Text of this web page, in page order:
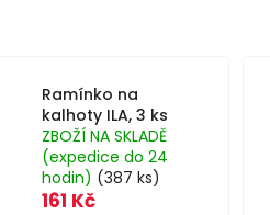
Ramínko na
kalhoty ILA, 3 ks
ZBOŽÍ NA SKLADĚ
(expedice do 24
hodin) (387 ks)
161 Kč